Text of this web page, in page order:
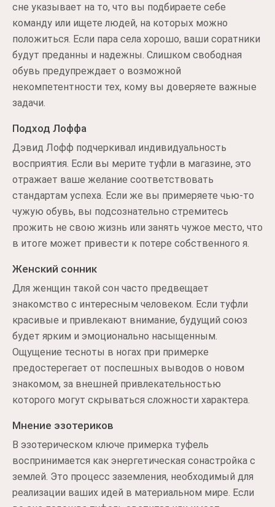
сне указывает на то, что вы подбираете себе
команду или ищете людей, на которых можно
положиться. Если пара села хорошо, ваши соратники
будут преданны и надежны. Слишком свободная
обувь предупреждает о возможной
некомпетентности тех, кому вы доверяете важные
задачи.
Подход Лоффа
Дэвид Лофф подчеркивал индивидуальность
восприятия. Если вы мерите туфли в магазине, это
отражает ваше желание соответствовать
стандартам успеха. Если же вы примеряете чью-то
чужую обувь, вы подсознательно стремитесь
прожить не свою жизнь или занять чужое место, что
в итоге может привести к потере собственного я.
Женский сонник
Для женщин такой сон часто предвещает
знакомство с интересным человеком. Если туфли
красивые и привлекают внимание, будущий союз
будет ярким и эмоционально насыщенным.
Ощущение тесноты в ногах при примерке
предостерегает от поспешных выводов о новом
знакомом, за внешней привлекательностью
которого могут скрываться сложности характера.
Мнение эзотериков
В эзотерическом ключе примерка туфель
воспринимается как энергетическая сонастройка с
землей. Это процесс заземления, необходимый для
реализации ваших идей в материальном мире. Если